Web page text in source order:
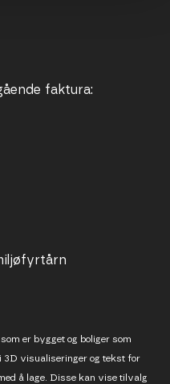
faktura:
er bygget og boliger som
3D visualiseringer og tekst for
å lage. Disse kan vise tilvalg